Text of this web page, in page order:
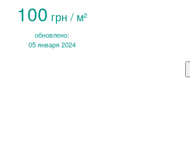
100 грн / м²
обновлено:
05 января 2024